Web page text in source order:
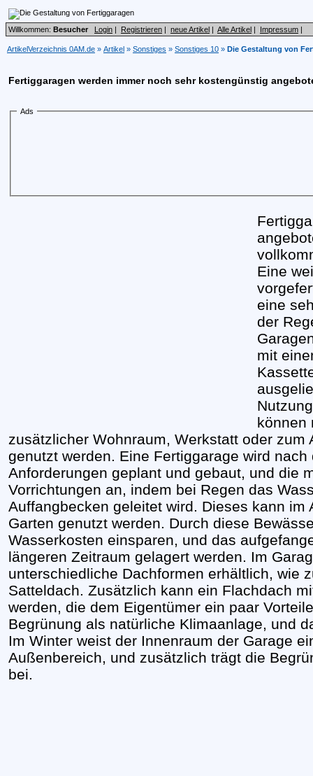
Willkommen: Besucher Login | Registrieren | neue Artikel | Alle Artikel | Impressum |
ArtikelVerzeichnis 0AM.de » Artikel » Sonstiges » Sonstiges 10 » Die Gestaltung von
Fertiggaragen werden immer noch sehr kostengünstig
Ads
Eine
eine
der
mit
können
zusätzlicher Wohnraum, Werkstatt oder zum
genutzt werden. Eine Fertiggarage wird
Anforderungen geplant und gebaut, und die
Vorrichtungen an, indem bei Regen das
Auffangbecken geleitet wird. Dieses kann
Garten genutzt werden. Durch diese
Wasserkosten einsparen, und das
längeren Zeitraum gelagert werden. Im
unterschiedliche Dachformen erhältlich, wie
Satteldach. Zusätzlich kann ein Flachdach
werden, die dem Eigentümer ein paar
Begrünung als natürliche Klimaanlage, und
Im Winter weist der Innenraum der Garage
Außenbereich, und zusätzlich trägt die
bei.